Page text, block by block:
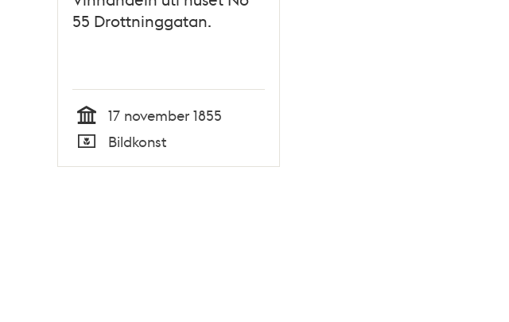
55 Drottninggatan.
Tid
17 november 1855
Typ
Bildkonst